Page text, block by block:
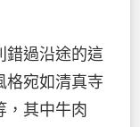
錯過沿途的這
格宛如清真寺
，其中牛肉